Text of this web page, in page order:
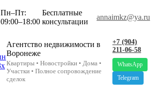
Пн–Пт:
09:00–18:00
Бесплатные
консультации
annaimkz@ya.ru
Агентство недвижимости в
Воронеже
Квартиры • Новостройки • Дома •
Участки • Полное сопровождение
сделок
+7 (904)
211-06-58
WhatsApp
Telegram